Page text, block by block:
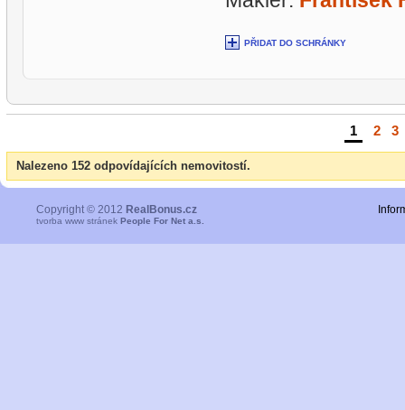
PŘIDAT DO SCHRÁNKY
1 2 3
Nalezeno 152 odpovídajících nemovitostí.
Copyright © 2012 RealBonus.cz
tvorba www stránek People For Net a.s.